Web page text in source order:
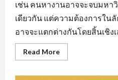
เช่น คนหางานอาจจะจบมหา
เดียวกัน แต่ความต้องการใ
อาจจะแตกต่างกันโดยสิ้นเชิงเ
Read MoreRead
more